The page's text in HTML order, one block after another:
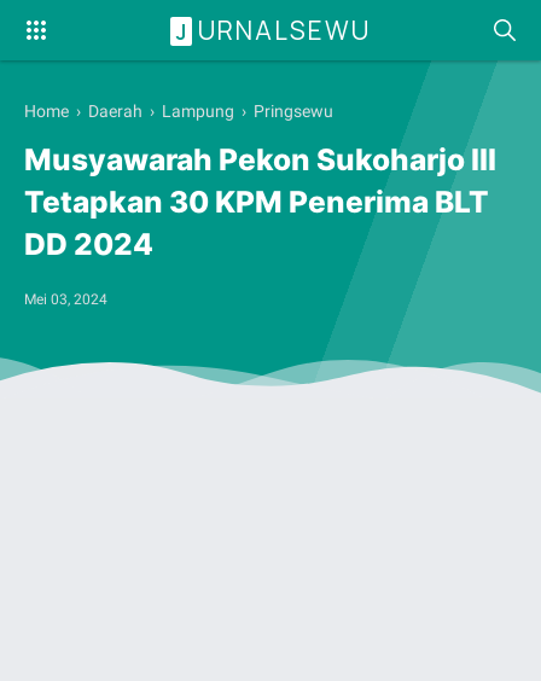
J URNALSEWU
Home › Daerah › Lampung › Pringsewu
Musyawarah Pekon Sukoharjo III
Tetapkan 30 KPM Penerima BLT
DD 2024
Mei 03, 2024